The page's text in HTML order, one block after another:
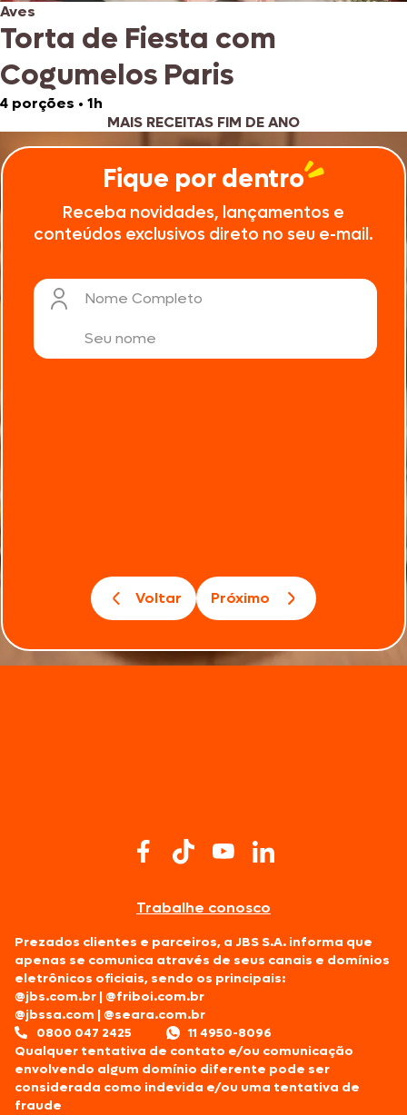
Aves
Torta de Fiesta com
Cogumelos Paris
4 porções • 1h
MAIS RECEITAS FIM DE ANO
Fique por dentro
Receba novidades, lançamentos e
conteúdos exclusivos direto no seu e-mail.
Nome Completo
Voltar Próximo
Trabalhe conosco
Prezados clientes e parceiros, a JBS S.A. informa que
apenas se comunica através de seus canais e domínios
eletrônicos oficiais, sendo os principais:
@jbs.com.br |@friboi.com.br
@jbssa.com |@seara.com.br
0800 047 2425
11 4950-8096
Qualquer tentativa de contato e/ou comunicação
envolvendo algum domínio diferente pode ser
considerada como indevida e/ou uma tentativa de
fraude